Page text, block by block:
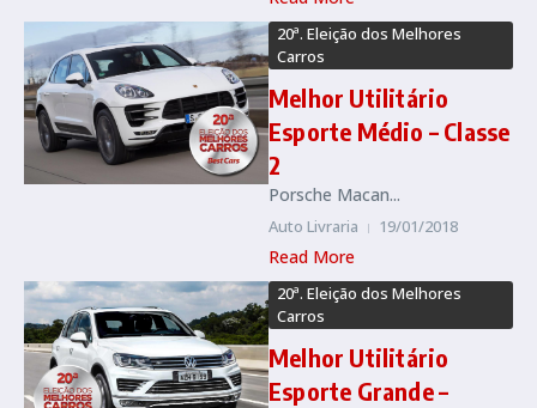
20ª. Eleição dos Melhores
Carros
Melhor Utilitário
Esporte Médio – Classe
2
Porsche Macan...
Auto Livraria 19/01/2018
Read More
20ª. Eleição dos Melhores
Carros
Melhor Utilitário
Esporte Grande –